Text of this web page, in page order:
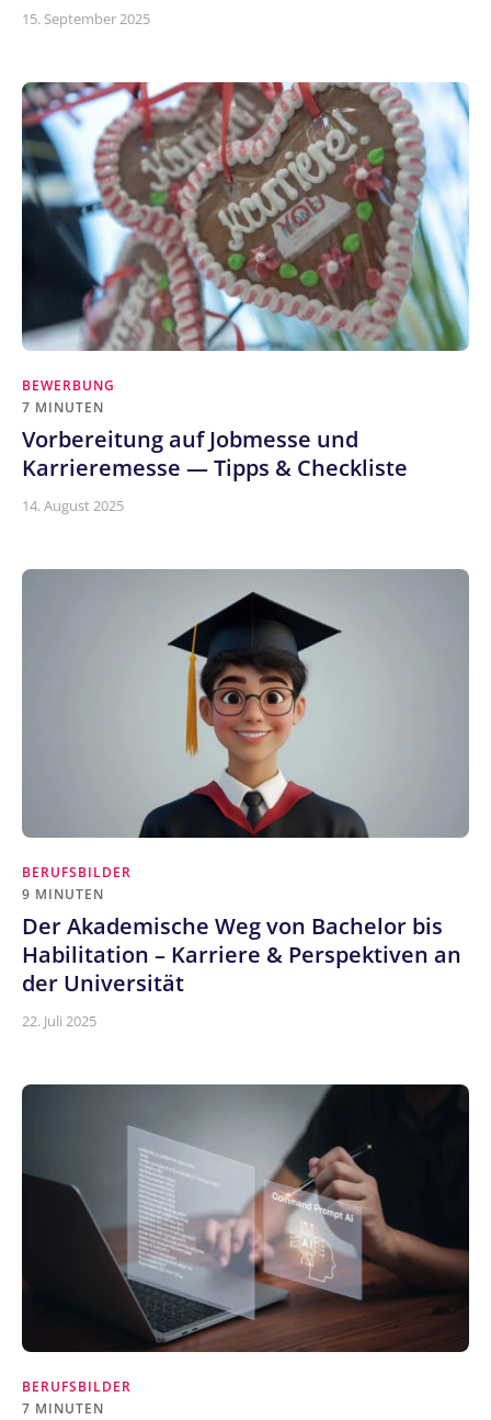
15. September 2025
BEWERBUNG
7 MINUTEN
Vorbereitung auf Jobmesse und
Karrieremesse — Tipps & Checkliste
14. August 2025
BERUFSBILDER
9 MINUTEN
Der Akademische Weg von Bachelor bis
Habilitation – Karriere & Perspektiven an
der Universität
22. Juli 2025
BERUFSBILDER
7 MINUTEN